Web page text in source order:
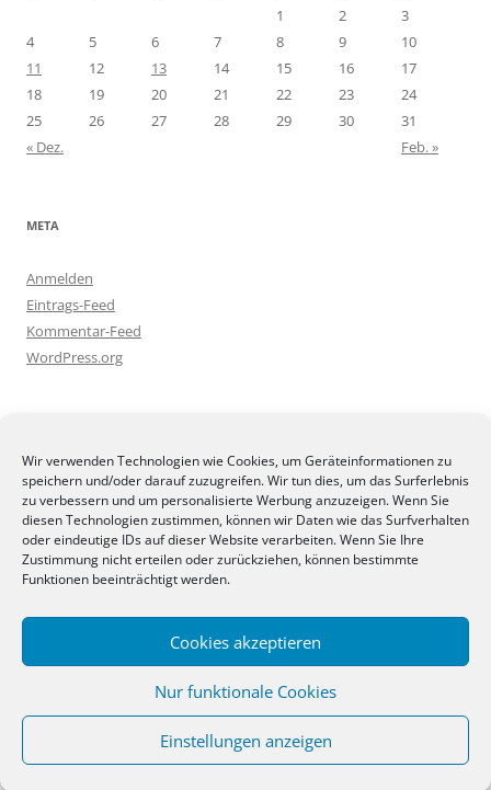
Wir verwenden Technologien wie Cookies, um Geräteinformationen zu
speichern und/oder darauf zuzugreifen. Wir tun dies, um das Surferlebnis
zu verbessern und um personalisierte Werbung anzuzeigen. Wenn Sie
diesen Technologien zustimmen, können wir Daten wie das Surfverhalten
oder eindeutige IDs auf dieser Website verarbeiten. Wenn Sie Ihre
Zustimmung nicht erteilen oder zurückziehen, können bestimmte
Funktionen beeinträchtigt werden.
Cookies akzeptieren
Nur funktionale Cookies
Einstellungen anzeigen
1
2
3
4
5 6 7 8 9
10
11
12 13 14 15 16
17
18
19 20 21 22 23
24
25
26 27 28 29 30
31
« Dez.
Feb. »
META
Anmelden
Eintrags-Feed
Kommentar-Feed
WordPress.org
BLOGGERAMT
Stolz präsentiert von WordPress